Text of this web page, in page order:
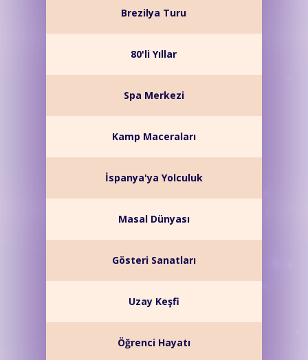
Brezilya Turu
80'li Yıllar
Spa Merkezi
Kamp Maceraları
İspanya'ya Yolculuk
Masal Dünyası
Gösteri Sanatları
Uzay Keşfi
Öğrenci Hayatı